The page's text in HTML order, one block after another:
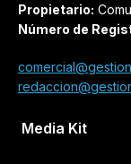
Propietario:
Número de
Media Kit